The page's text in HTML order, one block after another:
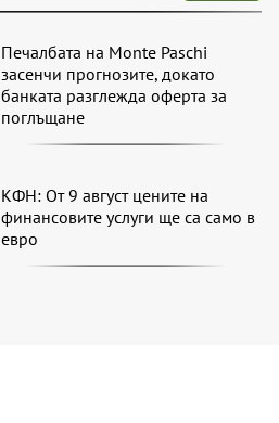
Печалбата на Monte Paschi
засенчи прогнозите, докато
банката разглежда оферта за
поглъщане
КФН: От 9 август цените на
финансовите услуги ще са само в
евро